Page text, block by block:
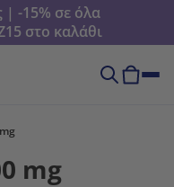
-15% σε όλα
στο καλάθι
mg